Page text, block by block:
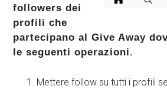
followers dei
profili che
partecipano al Give Away
le seguenti operazioni.
Mettere follow su tutti i profili